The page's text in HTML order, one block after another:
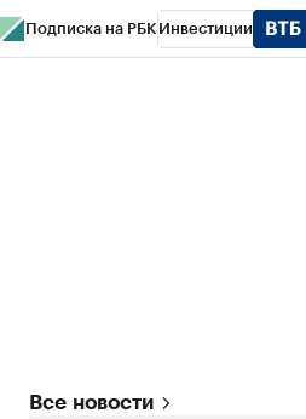
Подписка на РБК Инвестиции
Все новости